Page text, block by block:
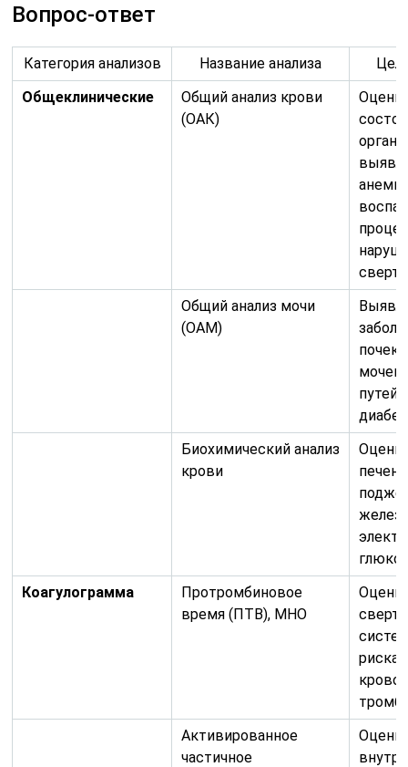
Вопрос-ответ
Категория анализов Название анализа
Общеклинические
Общий анализ крови
(ОАК)
Общий анализ мочи
(ОАМ)
почек,
путей,
Биохимический анализ
крови
Коагулограмма
Протромбиновое
время (ПТВ), МНО
риска
Активированное
частичное